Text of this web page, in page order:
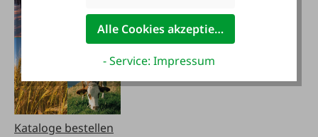
Kataloge bestellen
Alle Cookies akzeptieren
- Service: Impressum